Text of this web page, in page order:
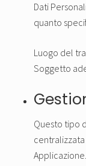
Dati
quanto
Luogo del
Soggetto
Questo tipo
Applicazione.